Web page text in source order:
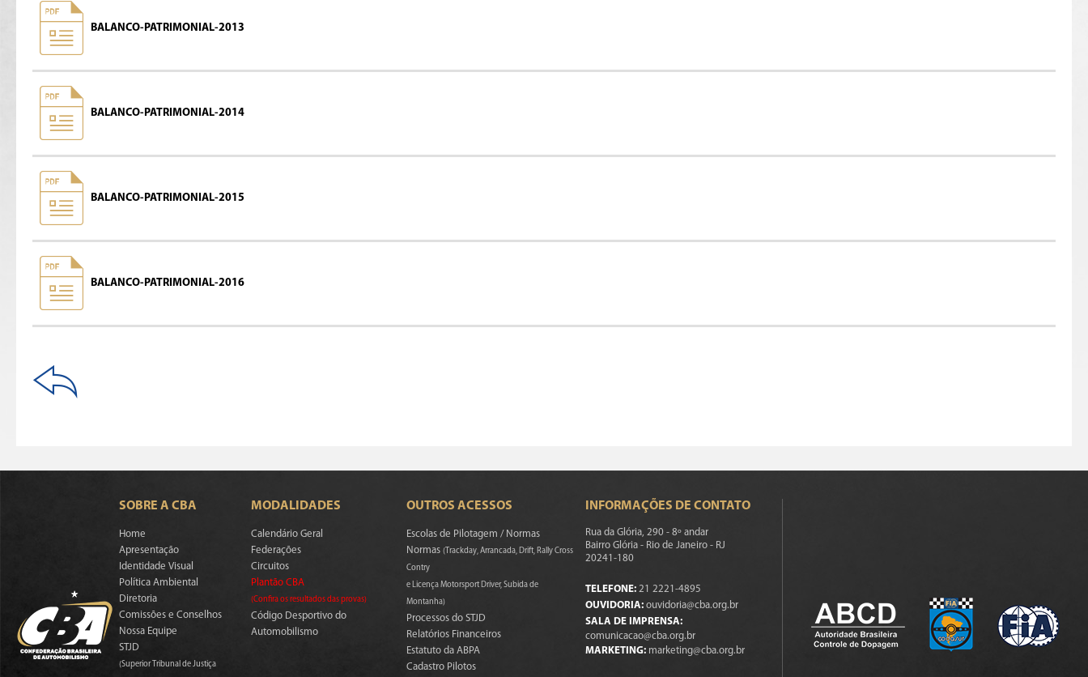
BALANCO-PATRIMONIAL-2013
BALANCO-PATRIMONIAL-2014
BALANCO-PATRIMONIAL-2015
BALANCO-PATRIMONIAL-2016
SOBRE A CBA
Home
Apresentação
Identidade Visual
Política Ambiental
Diretoria
Comissões e Conselhos
Nossa Equipe
STJD
(Superior Tribunal de Justiça
MODALIDADES
Calendário Geral
Federações
Circuitos
Plantão CBA
(Confira os resultados das provas)
Código Desportivo do
Automobilismo
OUTROS ACESSOS
Escolas de Pilotagem / Normas
Normas(Trackday, Arrancada, Drift, Rally Cross
Contry
e Licença Motorsport Driver, Subida de
Montanha)
Processos do STJD
Relatórios Financeiros
Estatuto da ABPA
Cadastro Pilotos
INFORMAÇÕES DE CONTATO
Rua da Glória, 290 - 8º andar
Bairro Glória - Rio de Janeiro - RJ
20241-180
TELEFONE: 21 2221-4895
OUVIDORIA: ouvidoria@cba.org.br
SALA DE IMPRENSA:
comunicacao@cba.org.br
MARKETING: marketing@cba.org.br